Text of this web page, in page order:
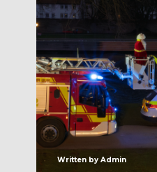
Written by Admin